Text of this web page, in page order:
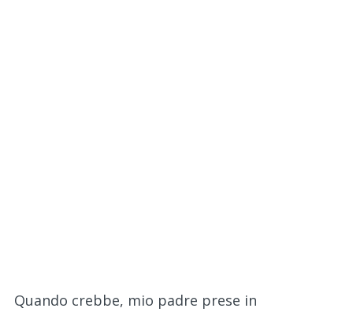
Quando crebbe, mio padre prese in